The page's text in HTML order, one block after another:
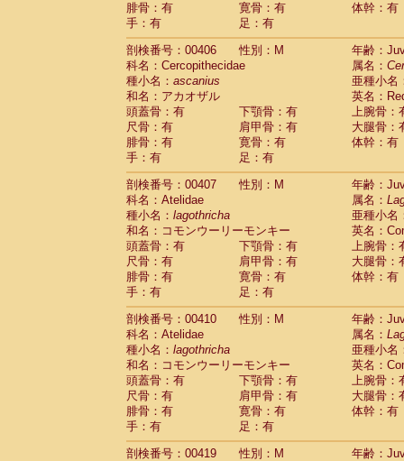
腓骨：有
寛骨：有
体幹：有
手：有
足：有
剖検番号：00406
性別：M
年齢：
科名：Cercopithecidae
属名：
種小名： ascanius
亜種小名
和名：アカオザル
英名：
頭蓋骨：有
下顎骨：有
上腕骨：
尺骨：有
肩甲骨：有
大腿骨：
腓骨：有
寛骨：有
体幹：有
手：有
足：有
剖検番号：00407
性別：M
年齢：
科名：Atelidae
属名：
種小名： lagothricha
亜種小名
和名：コモンウーリーモンキー
英名：
頭蓋骨：有
下顎骨：有
上腕骨：
尺骨：有
肩甲骨：有
大腿骨：
腓骨：有
寛骨：有
体幹：有
手：有
足：有
剖検番号：00410
性別：M
年齢：
科名：Atelidae
属名：
種小名： lagothricha
亜種小名
和名：コモンウーリーモンキー
英名：
頭蓋骨：有
下顎骨：有
上腕骨：
尺骨：有
肩甲骨：有
大腿骨：
腓骨：有
寛骨：有
体幹：有
手：有
足：有
剖検番号：00419
性別：M
年齢：